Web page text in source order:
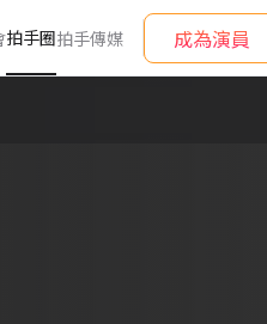
拍手圈拍手傳媒 成為演員